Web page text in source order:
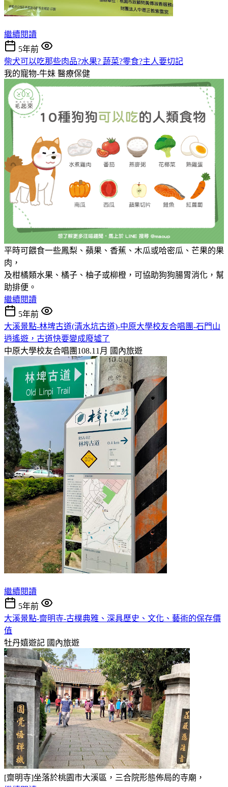
繼續閱讀
5年前
柴犬可以吃那些肉品?水果? 蔬菜?零食?主人要切記
我的寵物-牛妹 醫療保健
平時可餵食一些鳳梨、蘋果、香蕉、木瓜或哈密瓜、芒果的果
肉，
及柑橘類水果、橘子、柚子或柳橙，可協助狗狗腸胃消化，幫
助排便。
繼續閱讀
5年前
大溪景點-林埤古道(清水坑古道)-中原大學校友合唱團-石門山
逍遙遊，古道快要變成廢墟了
中原大學校友合唱團108.11月
國內旅遊
繼續閱讀
5年前
大溪景點-齋明寺-古樸典雅、深具歷史、文化、藝術的保存價
值
牡丹嬉遊記 國內旅遊
[齋明寺]坐落於桃園市大溪區，三合院形態佈局的寺廟，